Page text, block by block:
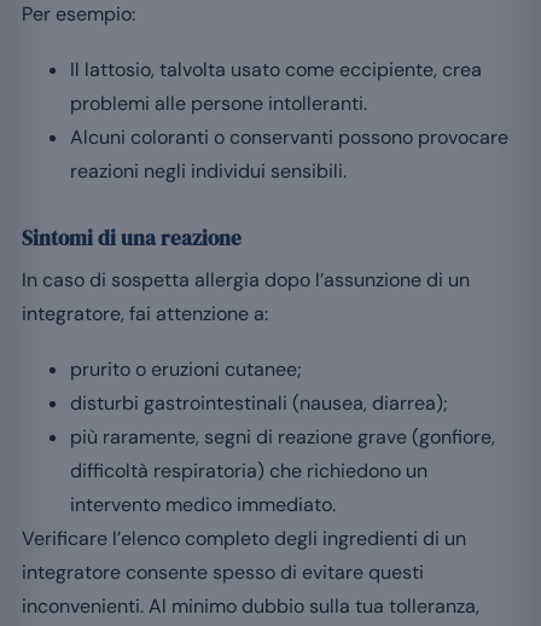
Per esempio:
Il lattosio, talvolta usato come eccipiente, crea
problemi alle persone intolleranti.
Alcuni coloranti o conservanti possono provocare
reazioni negli individui sensibili.
Sintomi di una reazione
In caso di sospetta allergia dopo l’assunzione di un
integratore, fai attenzione a:
prurito o eruzioni cutanee;
disturbi gastrointestinali (nausea, diarrea);
più raramente, segni di reazione grave (gonfiore,
difficoltà respiratoria) che richiedono un
intervento medico immediato.
Verificare l’elenco completo degli ingredienti di un
integratore consente spesso di evitare questi
inconvenienti. Al minimo dubbio sulla tua tolleranza,